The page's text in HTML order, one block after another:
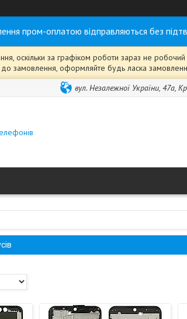
пром-оплатою відправляються без
оскільки за графіком роботи зараз не робочий
до замовлення, оформляйте будь ласка
вул. Незалежної України, 47а,